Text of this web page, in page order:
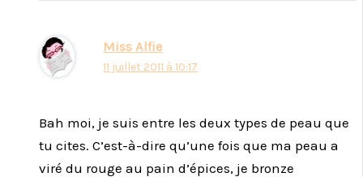
Miss Alfie
11 juillet 2011 à 10:17
Bah moi, je suis entre les deux types de peau que
tu cites. C’est-à-dire qu’une fois que ma peau a
viré du rouge au pain d’épices, je bronze